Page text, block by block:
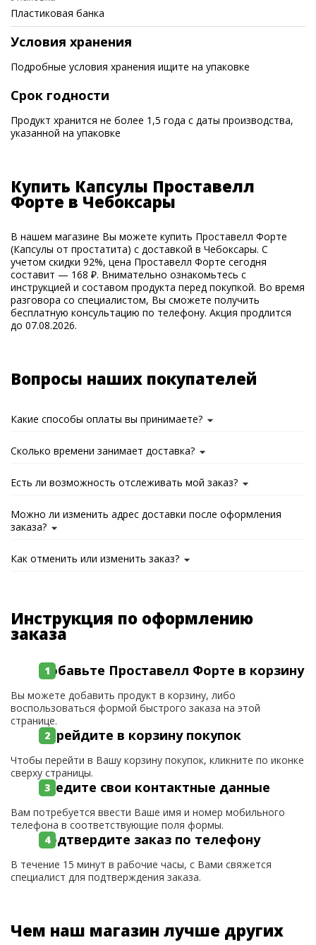
Пластиковая банка
Условия хранения
Подробные условия хранения ищите на упаковке
Срок годности
Продукт хранится не более 1,5 года с даты производства,
указанной на упаковке
Купить Капсулы Проставелл
Форте в Чебоксары
В нашем магазине Вы можете купить Проставелл Форте
(Капсулы от простатита) с доставкой в Чебоксары. С
учетом скидки 92%, цена Проставелл Форте сегодня
составит — 168 ₽. Внимательно ознакомьтесь с
инструкцией и составом продукта перед покупкой. Во время
разговора со специалистом, Вы сможете получить
бесплатную консультацию по телефону. Акция продлится
до 07.08.2026.
Вопросы наших покупателей
Какие способы оплаты вы принимаете?
Сколько времени занимает доставка?
Есть ли возможность отслеживать мой заказ?
Можно ли изменить адрес доставки после оформления
заказа?
Как отменить или изменить заказ?
Инструкция по оформлению
заказа
Добавьте Проставелл Форте в корзину
Вы можете добавить продукт в корзину, либо
воспользоваться формой быстрого заказа на этой
странице.
Перейдите в корзину покупок
Чтобы перейти в Вашу корзину покупок, кликните по иконке
сверху страницы.
Введите свои контактные данные
Вам потребуется ввести Ваше имя и номер мобильного
телефона в соответствующие поля формы.
Подтвердите заказ по телефону
В течение 15 минут в рабочие часы, с Вами свяжется
специалист для подтверждения заказа.
Чем наш магазин лучше других